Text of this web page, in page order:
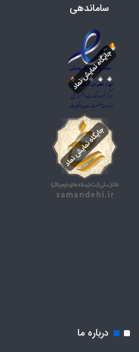
ساماندهی
درباره ما